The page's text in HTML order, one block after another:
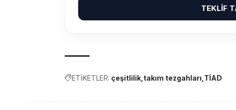
TEKLIF
ETİKETLER: çeşitlilik takım tezgahları TİAD